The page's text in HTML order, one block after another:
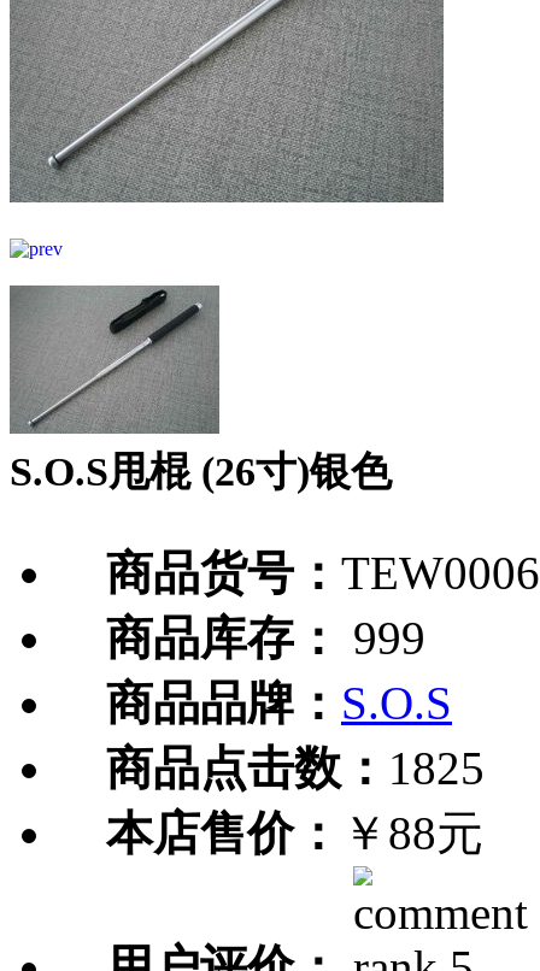
S.O.S甩棍 (26寸)银色
商品货号：
商品库存：
999
商品品牌： S.O.S
商品点击数： 1825
本店售价： ￥88元